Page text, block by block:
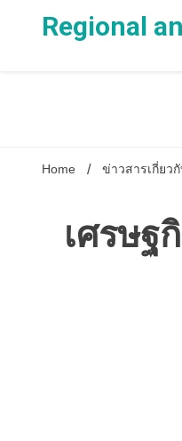
Regional
Home ข่าวสารเกี่ยว
เศรษฐ